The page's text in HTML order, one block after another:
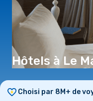
Hôtels à Le
Choisi par 8M+ de